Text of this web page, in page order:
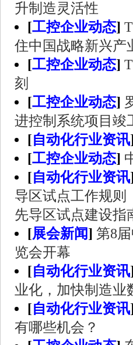
升制造灵活性
[工控企业动态]
住中国战略新兴产
[工控企业动态]
刻
[工控企业动态]
进控制系统项目竣
[自动化行业资讯
[工控企业动态]
[自动化行业资讯
导区试点工作规则
先导区试点建设指
[展会新闻] 第8
览会开幕
[自动化行业资讯
业化，加快制造业
[自动化行业资讯
有哪些机会？